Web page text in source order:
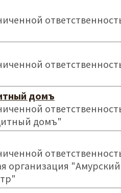
домъ
домъ"
организация "Амурский